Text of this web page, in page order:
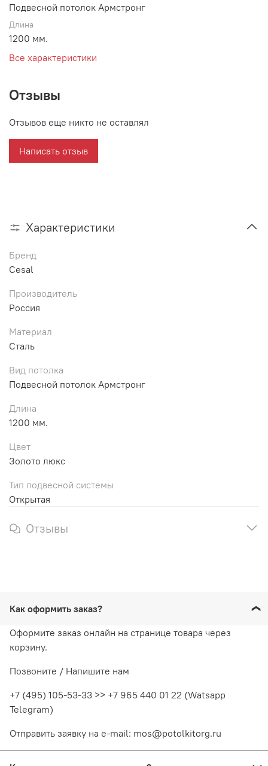
Подвесной потолок Армстронг
Длина
1200 мм.
Все характеристики
Отзывы
Отзывов еще никто не оставлял
Написать отзыв
Характеристики
Бренд
Cesal
Производитель
Россия
Материал
Сталь
Вид потолка
Подвесной потолок Армстронг
Длина
1200 мм.
Цвет
Золото люкс
Тип подвесной системы
Открытая
Отзывы
Как оформить заказ?
Оформите заказ онлайн на странице товара через
корзину.
Позвоните / Напишите нам
+7 (495) 105-53-33 >> +7 965 440 01 22 (Watsapp
Telegram)
Отправить заявку на e-mail: mos@potolkitorg.ru